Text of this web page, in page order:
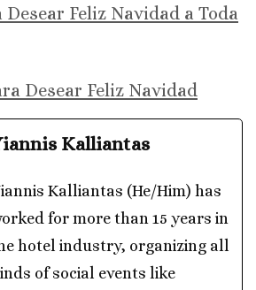
Desear Feliz Navidad a Toda
Desear Feliz Navidad
Kalliantas
Kalliantas (He/Him) has
for more than 15 years in
hotel industry, organizing all
of social events like